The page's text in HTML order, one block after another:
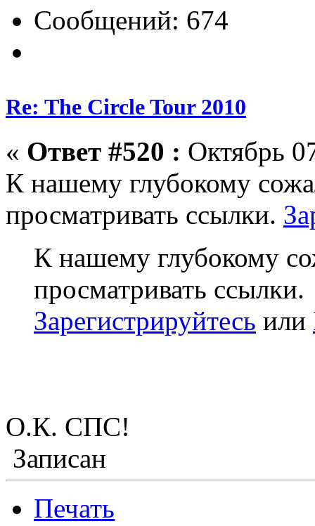
Сообщений: 674
Re: The Circle Tour 2010
« Ответ #520 : Октябрь
К нашему глубокому
просматривать ссылки.
К нашему глубокому
просматривать ссылки.
Зарегистрируйтесь или
О.К. СПС!
Записан
Печать